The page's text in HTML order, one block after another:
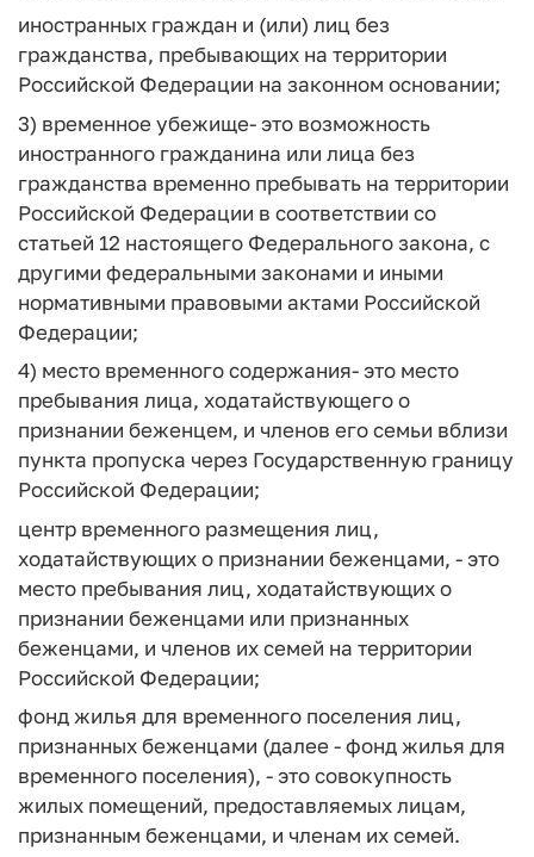
иностранных граждан и (или) лиц без
гражданства, пребывающих на территории
Российской Федерации на законном основании;
3) временное убежище- это возможность
иностранного гражданина или лица без
гражданства временно пребывать на территории
Российской Федерации в соответствии со
статьей 12 настоящего Федерального закона, с
другими федеральными законами и иными
нормативными правовыми актами Российской
Федерации;
4) место временного содержания- это место
пребывания лица, ходатайствующего о
признании беженцем, и членов его семьи вблизи
пункта пропуска через Государственную границу
Российской Федерации;
центр временного размещения лиц,
ходатайствующих о признании беженцами, - это
место пребывания лиц, ходатайствующих о
признании беженцами или признанных
беженцами, и членов их семей на территории
Российской Федерации;
фонд жилья для временного поселения лиц,
признанных беженцами (далее - фонд жилья для
временного поселения), - это совокупность
жилых помещений, предоставляемых лицам,
признанным беженцами, и членам их семей.